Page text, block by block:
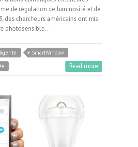
de régulation de luminosité et de
des chercheurs américains ont mis
photosensible…
SmartWindow
Read more